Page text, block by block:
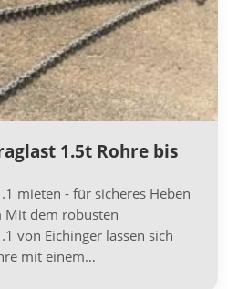
1.5t Rohre bis
mieten - für sicheres Heben
Mit dem robusten
von Eichinger lassen sich
mit einem…